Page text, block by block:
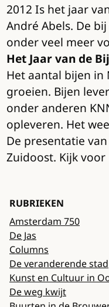
2012 Is het jaar
André Abels. De
onder veel meer
Het Jaar van de Bij
Het aantal bijen
groeien. Bijen
onder anderen
opleveren. Het
De presentatie
Zuidoost. Kijk
RUBRIEKEN
Amsterdam 750
De Jas
Columns
De veranderende stad
Kunst en Cultuur in
De weg kwijt